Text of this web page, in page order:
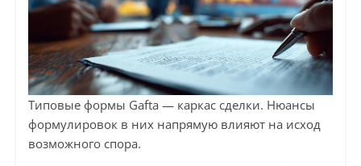
Типовые формы Gafta — каркас сделки. Нюансы
формулировок в них напрямую влияют на исход
возможного спора.